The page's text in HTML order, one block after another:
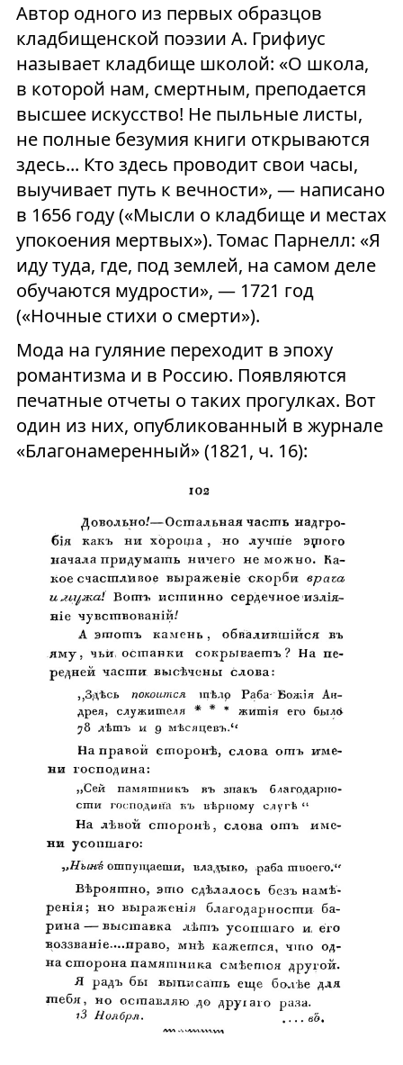
Автор одного из первых образцов
кладбищенской поэзии А. Грифиус
называет кладбище школой: «О школа,
в которой нам, смертным, преподается
высшее искусство! Не пыльные листы,
не полные безумия книги открываются
здесь... Кто здесь проводит свои часы,
выучивает путь к вечности», — написано
в 1656 году («Мысли о кладбище и местах
упокоения мертвых»). Томас Парнелл: «Я
иду туда, где, под землей, на самом деле
обучаются мудрости», — 1721 год
(«Ночные стихи о смерти»).
Мода на гуляние переходит в эпоху
романтизма и в Россию. Появляются
печатные отчеты о таких прогулках. Вот
один из них, опубликованный в журнале
«Благонамеренный» (1821, ч. 16):